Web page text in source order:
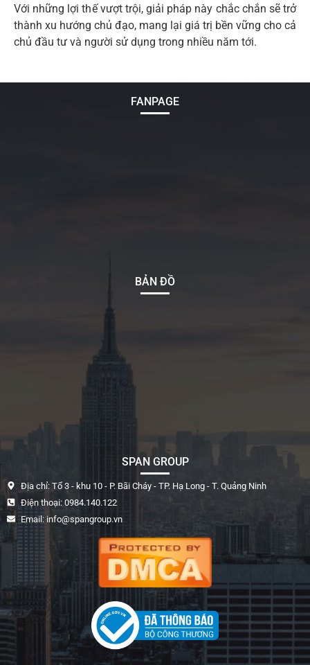
Với những lợi thế vượt trội, giải pháp này chắc chắn sẽ trở
thành xu hướng chủ đạo, mang lại giá trị bền vững cho cả
chủ đầu tư và người sử dụng trong nhiều năm tới.
FANPAGE
BẢN ĐỒ
SPAN GROUP
Địa chỉ: Tổ 3 - khu 10 - P. Bãi Cháy - TP. Hạ Long - T. Quảng Ninh
Điện thoại: 0984.140.122
Email: info@spangroup.vn